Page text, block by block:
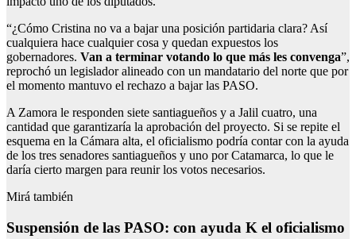
“¿Cómo Cristina no va a bajar una posición partidaria clara? Así
cualquiera hace cualquier cosa y quedan expuestos los
gobernadores. Van a terminar votando lo que más les convenga”,
reprochó un legislador alineado con un mandatario del norte que por
el momento mantuvo el rechazo a bajar las PASO.
A Zamora le responden siete santiagueños y a Jalil cuatro, una
cantidad que garantizaría la aprobación del proyecto. Si se repite el
esquema en la Cámara alta, el oficialismo podría contar con la ayuda
de los tres senadores santiagueños y uno por Catamarca, lo que le
daría cierto margen para reunir los votos necesarios.
Mirá también
Suspensión de las PASO: con ayuda K el oficialismo